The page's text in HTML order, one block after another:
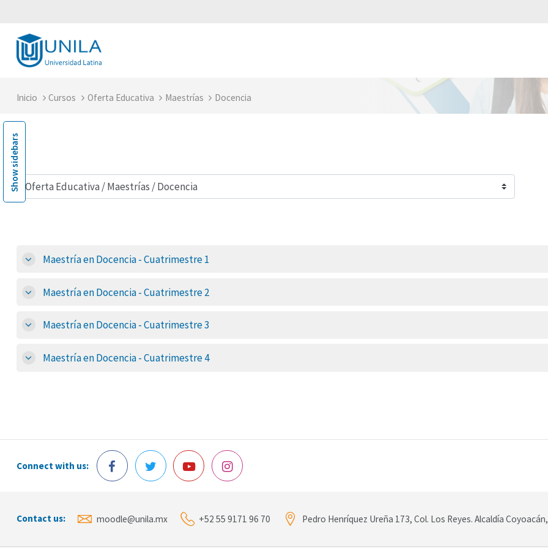
Inicio Cursos Oferta Educativa Maestrías Docencia
Maestría en Docencia - Cuatrimestre 1
Maestría en Docencia - Cuatrimestre 2
Maestría en Docencia - Cuatrimestre 3
Maestría en Docencia - Cuatrimestre 4
Connect with us:
Contact us: moodle@unila.mx +52 55 9171 96 70 Pedro Henríquez Ureña 173, Col. Los Reyes. Alcaldía
Show sidebars